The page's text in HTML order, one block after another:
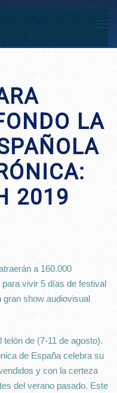
LA
2019
a 160.000
vivir 5 días de festival
show audiovisual
de (7-11 de agosto).
de España celebra su
y con la certeza
del verano pasado. Este